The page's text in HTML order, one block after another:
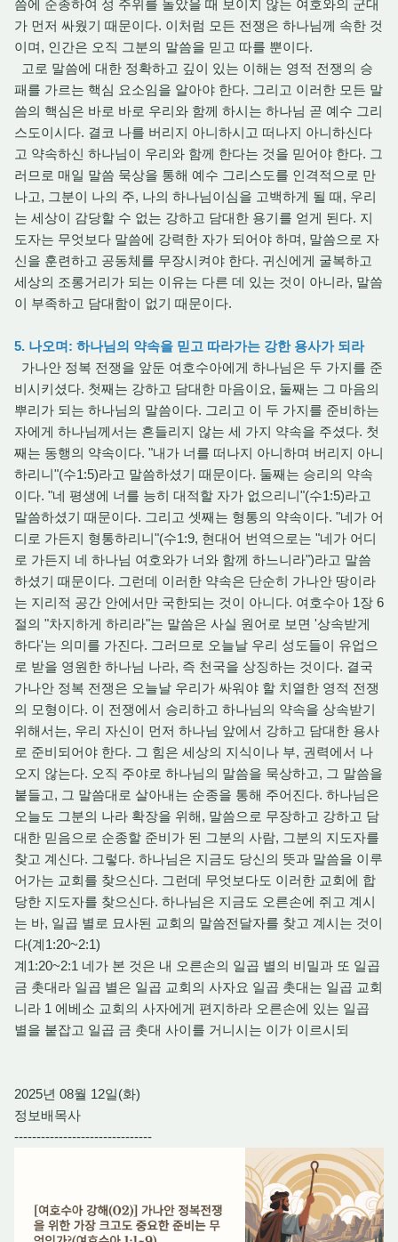
씀에 순종하여 성 주위를 돌았을 때 보이지 않는 여호와의 군대
가 먼저 싸웠기 때문이다. 이처럼 모든 전쟁은 하나님께 속한 것
이며, 인간은 오직 그분의 말씀을 믿고 따를 뿐이다.
고로 말씀에 대한 정확하고 깊이 있는 이해는 영적 전쟁의 승
패를 가르는 핵심 요소임을 알아야 한다. 그리고 이러한 모든 말
씀의 핵심은 바로 바로 우리와 함께 하시는 하나님 곧 예수 그리
스도이시다. 결코 나를 버리지 아니하시고 떠나지 아니하신다
고 약속하신 하나님이 우리와 함께 한다는 것을 믿어야 한다. 그
러므로 매일 말씀 묵상을 통해 예수 그리스도를 인격적으로 만
나고, 그분이 나의 주, 나의 하나님이심을 고백하게 될 때, 우리
는 세상이 감당할 수 없는 강하고 담대한 용기를 얻게 된다. 지
도자는 무엇보다 말씀에 강력한 자가 되어야 하며, 말씀으로 자
신을 훈련하고 공동체를 무장시켜야 한다. 귀신에게 굴복하고
세상의 조롱거리가 되는 이유는 다른 데 있는 것이 아니라, 말씀
이 부족하고 담대함이 없기 때문이다.
5. 나오며: 하나님의 약속을 믿고 따라가는 강한 용사가 되라
가나안 정복 전쟁을 앞둔 여호수아에게 하나님은 두 가지를 준
비시키셨다. 첫째는 강하고 담대한 마음이요, 둘째는 그 마음의
뿌리가 되는 하나님의 말씀이다. 그리고 이 두 가지를 준비하는
자에게 하나님께서는 흔들리지 않는 세 가지 약속을 주셨다. 첫
째는 동행의 약속이다. "내가 너를 떠나지 아니하며 버리지 아니
하리니"(수1:5)라고 말씀하셨기 때문이다. 둘째는 승리의 약속
이다. "네 평생에 너를 능히 대적할 자가 없으리니"(수1:5)라고
말씀하셨기 때문이다. 그리고 셋째는 형통의 약속이다. "네가 어
디로 가든지 형통하리니"(수1:9, 현대어 번역으로는 "네가 어디
로 가든지 네 하나님 여호와가 너와 함께 하느니라")라고 말씀
하셨기 때문이다. 그런데 이러한 약속은 단순히 가나안 땅이라
는 지리적 공간 안에서만 국한되는 것이 아니다. 여호수아 1장 6
절의 "차지하게 하리라"는 말씀은 사실 원어로 보면 '상속받게
하다'는 의미를 가진다. 그러므로 오늘날 우리 성도들이 유업으
로 받을 영원한 하나님 나라, 즉 천국을 상징하는 것이다. 결국
가나안 정복 전쟁은 오늘날 우리가 싸워야 할 치열한 영적 전쟁
의 모형이다. 이 전쟁에서 승리하고 하나님의 약속을 상속받기
위해서는, 우리 자신이 먼저 하나님 앞에서 강하고 담대한 용사
로 준비되어야 한다. 그 힘은 세상의 지식이나 부, 권력에서 나
오지 않는다. 오직 주야로 하나님의 말씀을 묵상하고, 그 말씀을
붙들고, 그 말씀대로 살아내는 순종을 통해 주어진다. 하나님은
오늘도 그분의 나라 확장을 위해, 말씀으로 무장하고 강하고 담
대한 믿음으로 순종할 준비가 된 그분의 사람, 그분의 지도자를
찾고 계신다. 그렇다. 하나님은 지금도 당신의 뜻과 말씀을 이루
어가는 교회를 찾으신다. 그런데 무엇보다도 이러한 교회에 합
당한 지도자를 찾으신다. 하나님은 지금도 오른손에 쥐고 계시
는 바, 일곱 별로 묘사된 교회의 말씀전달자를 찾고 계시는 것이
다(계1:20~2:1)
계1:20~2:1 네가 본 것은 내 오른손의 일곱 별의 비밀과 또 일곱
금 촛대라 일곱 별은 일곱 교회의 사자요 일곱 촛대는 일곱 교회
니라 1 에베소 교회의 사자에게 편지하라 오른손에 있는 일곱
별을 붙잡고 일곱 금 촛대 사이를 거니시는 이가 이르시되
2025년 08월 12일(화)
정보배목사
-------------------------------